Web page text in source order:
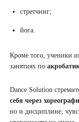
стретчинг;
йога.
Кроме того, ученики
занятиях по
Dance Solution
себя через
но и дисциплине,